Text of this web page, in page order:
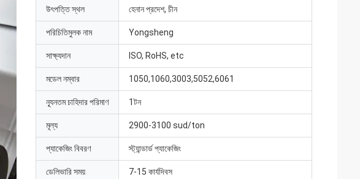
উৎপত্তি স্থল হেনান প্রদেশ, চীন
পরিচিতিমুলক নাম Yongsheng
সাক্ষ্যদান ISO, RoHS, etc
মডেল নম্বার 1050,1060,3003,5052,6061
ন্যূনতম চাহিদার পরিমাণ 1টন
মূল্য 2900-3100 sud/ton
প্যাকেজিং বিবরণ স্ট্যান্ডার্ড প্যাকেজিং
ডেলিভারি সময় 7-15 কার্যদিবস